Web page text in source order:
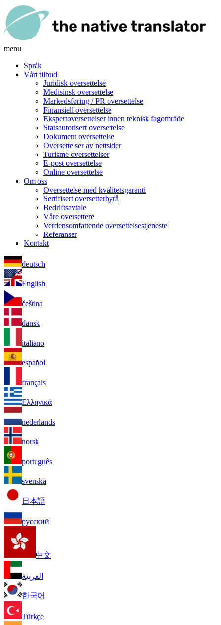
menu
Språk
Vårt tilbud
Juridisk oversettelse
Medisinsk oversettelse
Markedsføring / PR oversettelse
Finansiell oversettelse
Ekspertoversettelser innen teknisk fagområde
Statsautorisert oversettelse
Dokument oversettelse
Oversettelser av nettsider
Turisme oversettelser
E-post oversettelse
Online oversettelse
Om oss
Oversettelse med kvalitetsgaranti
Sertifisert oversetterbyrå
Bedriftsavtale
Våre oversettere
Verdensomfattende oversettelsestjeneste
Referanser
Kontakt
deutsch
English
čeština
dansk
italiano
español
français
Ελληνικά
nederlands
norsk
português
svenska
日本語
русский
中文
العربية
한국어
Türkçe